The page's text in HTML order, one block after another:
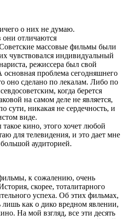
о них не думаю.
они отличаются
массовые фильмы были
чувствовался индивидуальный
режиссера был свой
проблема сегодняшнего
оно сделано по лекалам. Либо по
когда берется
на самом деле не является,
сути, никакая не сердечность, и
виде.
кино, этого хочет любой
для телевидения, и это дает мне
аудиторией.
к сожалению, очень
скорее, тоталитарного
успеха. Об этих фильмах,
как о дико вредном явлении,
На мой взгляд, все эти десять